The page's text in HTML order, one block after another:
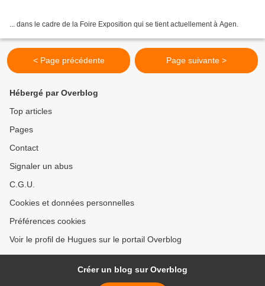
... dans le cadre de la Foire Exposition qui se tient actuellement à Agen.
< Page précédente Page suivante >
Hébergé par Overblog
Top articles
Pages
Contact
Signaler un abus
C.G.U.
Cookies et données personnelles
Préférences cookies
Voir le profil de Hugues sur le portail Overblog
Créer un blog sur Overblog